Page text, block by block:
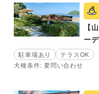
【
ーデ
駐車場あり
テラスOK
犬種条件: 要問い合わせ